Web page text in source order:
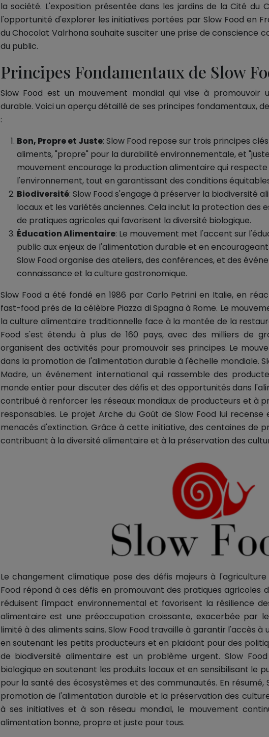
la société. L'exposition présentée dans les jardins de la Cité du
l'opportunité d'explorer les initiatives portées par Slow Food en
du Chocolat Valrhona souhaite susciter une prise de conscience
du public.
Principes Fondamentaux de Slow
Slow Food est un mouvement mondial qui vise à promouvoir
durable. Voici un aperçu détaillé de ses principes fondamentaux,
:
Bon, Propre et Juste: Slow Food repose sur trois principes
aliments, "propre" pour la durabilité environnementale, et
mouvement encourage la production alimentaire qui
l'environnement, tout en garantissant des conditions
Biodiversité: Slow Food s'engage à préserver la biodiversité
locaux et les variétés anciennes. Cela inclut la protection des
de pratiques agricoles qui favorisent la diversité biologique.
Éducation Alimentaire: Le mouvement met l'accent sur
public aux enjeux de l'alimentation durable et en
Slow Food organise des ateliers, des conférences, et des
connaissance et la culture gastronomique.
Slow Food a été fondé en 1986 par Carlo Petrini en Italie, en
fast-food près de la célèbre Piazza di Spagna à Rome. Le
la culture alimentaire traditionnelle face à la montée de la
Food s'est étendu à plus de 160 pays, avec des milliers de
organisent des activités pour promouvoir ses principes. Le
dans la promotion de l'alimentation durable à l'échelle mondiale.
Madre, un événement international qui rassemble des
monde entier pour discuter des défis et des opportunités dans
contribué à renforcer les réseaux mondiaux de producteurs et à
responsables. Le projet Arche du Goût de Slow Food lui
menacés d'extinction. Grâce à cette initiative, des centaines de
contribuant à la diversité alimentaire et à la préservation des
Le changement climatique pose des défis majeurs à
Food répond à ces défis en promouvant des pratiques agricoles
réduisent l'impact environnemental et favorisent la résilience
alimentaire est une préoccupation croissante, exacerbée par
limité à des aliments sains. Slow Food travaille à garantir l'accès
en soutenant les petits producteurs et en plaidant pour des
de biodiversité alimentaire est un problème urgent. Slow
biologique en soutenant les produits locaux et en sensibilisant le
pour la santé des écosystèmes et des communautés. En résumé,
promotion de l'alimentation durable et la préservation des
à ses initiatives et à son réseau mondial, le mouvement
alimentation bonne, propre et juste pour tous.